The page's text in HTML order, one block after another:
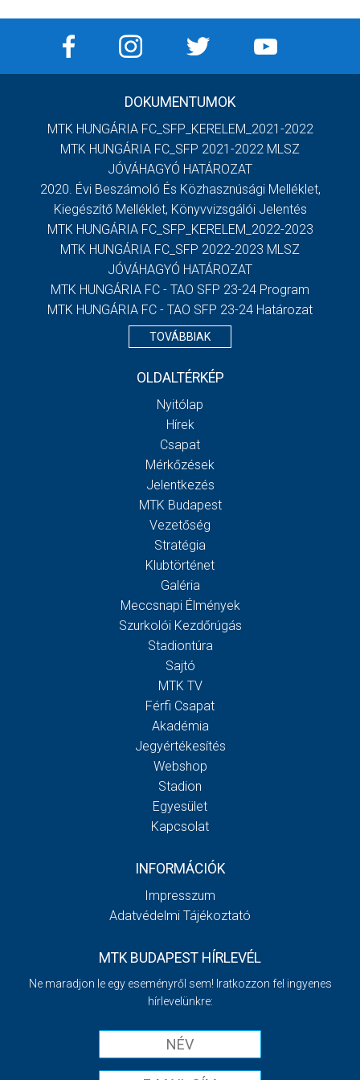
DOKUMENTUMOK
MTK HUNGÁRIA FC_SFP_KERELEM_2021-2022
MTK HUNGÁRIA FC_SFP 2021-2022 MLSZ
JÓVÁHAGYÓ HATÁROZAT
2020. Évi Beszámoló És Közhasznúsági Melléklet,
Kiegészítő Melléklet, Könyvvizsgálói Jelentés
MTK HUNGÁRIA FC_SFP_KERELEM_2022-2023
MTK HUNGÁRIA FC_SFP 2022-2023 MLSZ
JÓVÁHAGYÓ HATÁROZAT
MTK HUNGÁRIA FC - TAO SFP 23-24 Program
MTK HUNGÁRIA FC - TAO SFP 23-24 Határozat
TOVÁBBIAK
OLDALTÉRKÉP
Nyitólap
Hírek
Csapat
Mérkőzések
Jelentkezés
MTK Budapest
Vezetőség
Stratégia
Klubtörténet
Galéria
Meccsnapi Élmények
Szurkolói Kezdőrúgás
Stadiontúra
Sajtó
MTK TV
Férfi Csapat
Akadémia
Jegyértékesítés
Webshop
Stadion
Egyesület
Kapcsolat
INFORMÁCIÓK
Impresszum
Adatvédelmi Tájékoztató
MTK BUDAPEST HÍRLEVÉL
Ne maradjon le egy eseményről sem! Iratkozzon fel ingyenes
hírlevelünkre: